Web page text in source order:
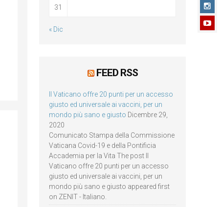
31
« Dic
FEED RSS
Il Vaticano offre 20 punti per un accesso
giusto ed universale ai vaccini, per un
mondo più sano e giusto Dicembre 29,
2020
Comunicato Stampa della Commissione
Vaticana Covid-19 e della Pontificia
Accademia per la Vita The post Il
Vaticano offre 20 punti per un accesso
giusto ed universale ai vaccini, per un
mondo più sano e giusto appeared first
on ZENIT - Italiano.